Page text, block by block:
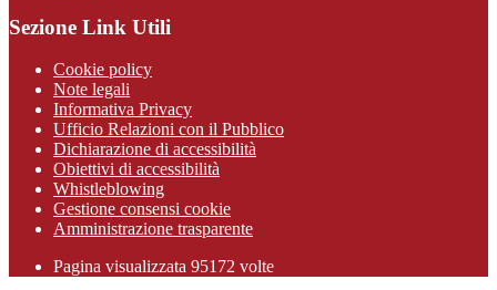
Sezione Link Utili
Cookie policy
Note legali
Informativa Privacy
Ufficio Relazioni con il Pubblico
Dichiarazione di accessibilità
Obiettivi di accessibilità
Whistleblowing
Gestione consensi cookie
Amministrazione trasparente
Pagina visualizzata 95172 volte